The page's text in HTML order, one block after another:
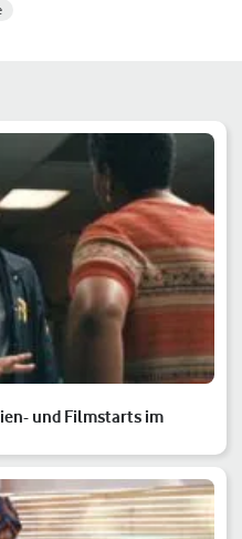
und Filmstarts im